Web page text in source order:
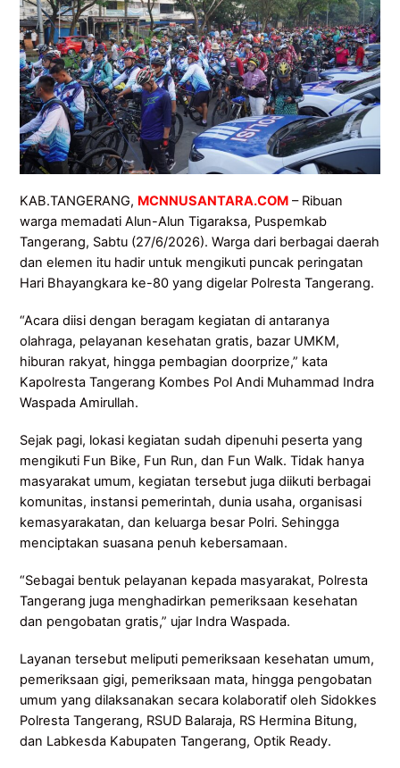
KAB.TANGERANG, MCNNUSANTARA.COM – Ribuan
warga memadati Alun-Alun Tigaraksa, Puspemkab
Tangerang, Sabtu (27/6/2026). Warga dari berbagai daerah
dan elemen itu hadir untuk mengikuti puncak peringatan
Hari Bhayangkara ke-80 yang digelar Polresta Tangerang.
“Acara diisi dengan beragam kegiatan di antaranya
olahraga, pelayanan kesehatan gratis, bazar UMKM,
hiburan rakyat, hingga pembagian doorprize,” kata
Kapolresta Tangerang Kombes Pol Andi Muhammad Indra
Waspada Amirullah.
Sejak pagi, lokasi kegiatan sudah dipenuhi peserta yang
mengikuti Fun Bike, Fun Run, dan Fun Walk. Tidak hanya
masyarakat umum, kegiatan tersebut juga diikuti berbagai
komunitas, instansi pemerintah, dunia usaha, organisasi
kemasyarakatan, dan keluarga besar Polri. Sehingga
menciptakan suasana penuh kebersamaan.
“Sebagai bentuk pelayanan kepada masyarakat, Polresta
Tangerang juga menghadirkan pemeriksaan kesehatan
dan pengobatan gratis,” ujar Indra Waspada.
Layanan tersebut meliputi pemeriksaan kesehatan umum,
pemeriksaan gigi, pemeriksaan mata, hingga pengobatan
umum yang dilaksanakan secara kolaboratif oleh Sidokkes
Polresta Tangerang, RSUD Balaraja, RS Hermina Bitung,
dan Labkesda Kabupaten Tangerang, Optik Ready.